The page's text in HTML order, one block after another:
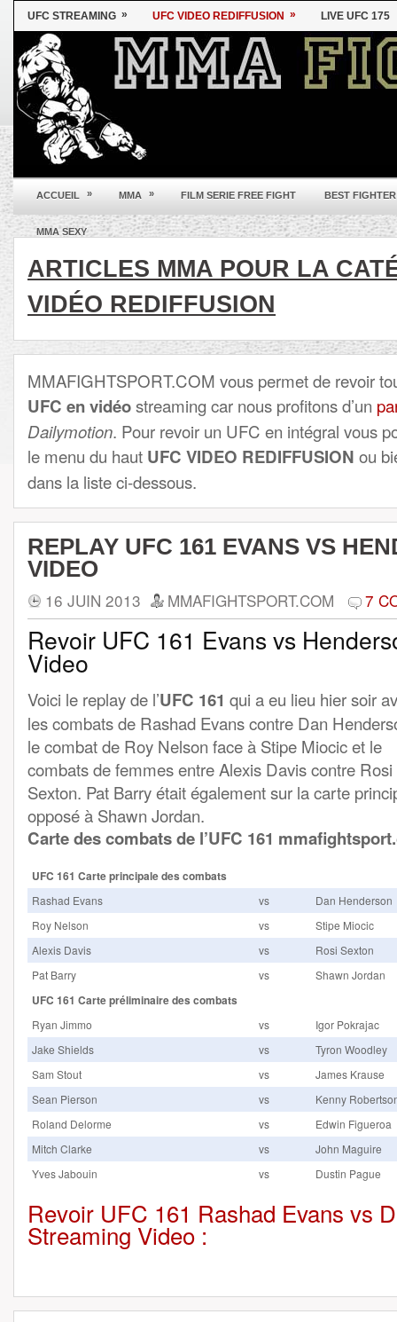
UFC STREAMING » UFC VIDEO REDIFFUSION » LIVE UFC 175
ACCUEIL » MMA » FILM SERIE FREE FIGHT BEST FIGHTER
MMA SEXY
ARTICLES MMA POUR LA
VIDÉO REDIFFUSION
MMAFIGHTSPORT.COM vous permet de revoir
UFC en vidéostreaming car nous profitons d’un
Dailymotion. Pour revoir un UFC en intégral vous
le menu du haut UFC VIDEO REDIFFUSION ou
dans la liste ci-dessous.
REPLAY UFC 161 EVANS VS
VIDEO
16 JUIN 2013 MMAFIGHTSPORT.COM 7
Revoir UFC 161 Evans vs
Video
Voici le replay de l’UFC 161 qui a eu lieu hier soir
les combats de Rashad Evans contre Dan
le combat de Roy Nelson face à Stipe Miocic et le
combats de femmes entre Alexis Davis contre Rosi
Sexton. Pat Barry était également sur la carte
opposé à Shawn Jordan.
Carte des combats de l’UFC 161
UFC 161 Carte principale des combats
Rashad Evans vs
Dan Henderson
Roy Nelson
vs
Stipe Miocic
Alexis Davis
vs
Rosi Sexton
Pat Barry
vs Shawn Jordan
UFC 161 Carte préliminaire des combats
Ryan Jimmo vs
Igor Pokrajac
Jake Shields
vs
Tyron Woodley
Sam Stout
vs
James Krause
Sean Pierson
vs
Kenny
Roland Delorme
vs
Edwin Figueroa
Mitch Clarke
vs
John Maguire
Yves Jabouin
vs Dustin Pague
Revoir UFC 161 Rashad Evans vs
Streaming Video :